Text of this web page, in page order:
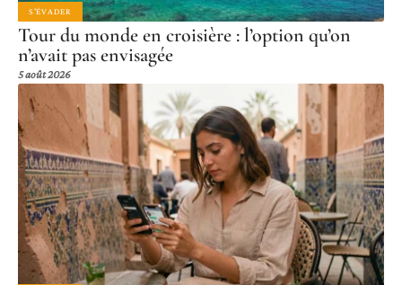
S'ÉVADER
Tour du monde en croisière : l’option qu’on
n’avait pas envisagée
5 août 2026